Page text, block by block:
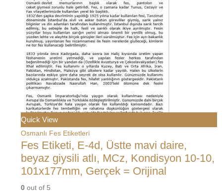
Quick View
Osmanlı Fes Etiketleri
Fes Etiketi, E-4d, Üstte mavi daire,
beyaz giysili atlı, MCz, Kondisyon 10-10,
101x177mm, Gerçek = Orijinal
0 out of 5